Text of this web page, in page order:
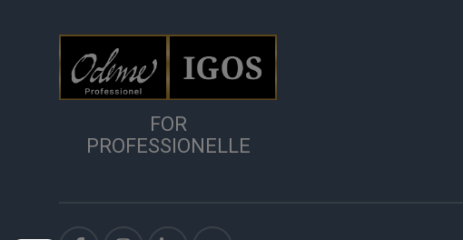
FOR
PROFESSIONELLE